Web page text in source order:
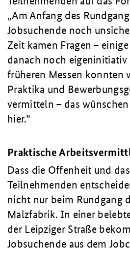
„Am Anfang des
Jobsuchende noch
Zeit kamen Fragen –
danach noch eigeninitiativ
früheren Messen konnten
Praktika und
vermitteln – das
hier.”
Praktische
Dass die Offenheit und
Teilnehmenden
nicht nur beim Rundgang
Malzfabrik. In einer
der Leipziger Straße
Jobsuchende aus dem